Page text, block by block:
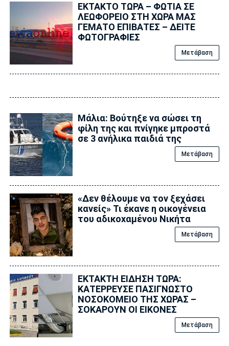
ΕΚΤΑΚΤΟ ΤΩΡΑ – ΦΩΤΙΑ ΣΕ
ΛΕΩΦΟΡΕΙΟ ΣΤΗ ΧΩΡΑ ΜΑΣ
ΓΕΜΑΤΟ ΕΠΙΒΑΤΕΣ – ΔΕΙΤΕ
ΦΩΤΟΓΡΑΦΙΕΣ
Μετάβαση
Μάλια: Βούτηξε να σώσει τη
φίλη της και πνίγηκε μπροστά
σε 3 ανήλικα παιδιά της
Μετάβαση
«Δεν θέλουμε να τον ξεχάσει
κανείς» Τι έκανε η οικογένεια
του αδικοxαμένου Νικήτα
Μετάβαση
ΕΚΤΑΚΤΗ ΕΙΔΗΣΗ ΤΩΡΑ:
ΚΑΤΕΡΡΕΥΣΕ ΠΑΣΙΓΝΩΣΤΟ
ΝΟΣΟΚΟΜΕΙΟ ΤΗΣ ΧΩΡΑΣ –
ΣΟΚΑΡΟΥΝ ΟΙ ΕΙΚΟΝΕΣ
Μετάβαση